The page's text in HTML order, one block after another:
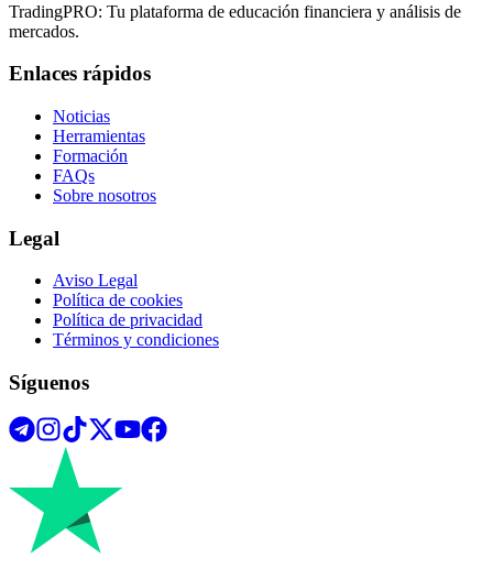
TradingPRO: Tu plataforma de educación financiera y análisis de
mercados.
Enlaces rápidos
Noticias
Herramientas
Formación
FAQs
Sobre nosotros
Legal
Aviso Legal
Política de cookies
Política de privacidad
Términos y condiciones
Síguenos